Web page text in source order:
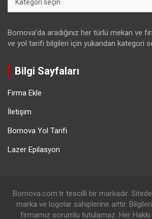
Bornova’da aradığınız her türlü mekan ve
ve yol tarifi bilgileri için yukarıdan kategori
Bilgi Sayfaları
Firma Ekle
İletişim
Bornova Yol Tarifi
Lazer Epilasyon
Bornova.com.tr tescilli bir markadır.
marka ve logolar sahiplerine aittir.
firmamız sorumlu tutulamaz. Her Hakkı